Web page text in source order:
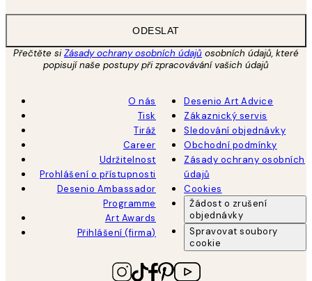
ODESLAT
Přečtěte siZásady ochrany osobních údajů osobních údajů, které
popisují naše postupy při zpracovávání vašich údajů
O nás
Tisk
Tiráž
Career
Udržitelnost
Prohlášení o přístupnosti
Desenio Ambassador
Programme
Art Awards
Přihlášení (firma)
Desenio Art Advice
Zákaznický servis
Sledování objednávky
Obchodní podmínky
Zásady ochrany osobních
údajů
Cookies
Žádost o zrušení
objednávky
Spravovat soubory
cookie